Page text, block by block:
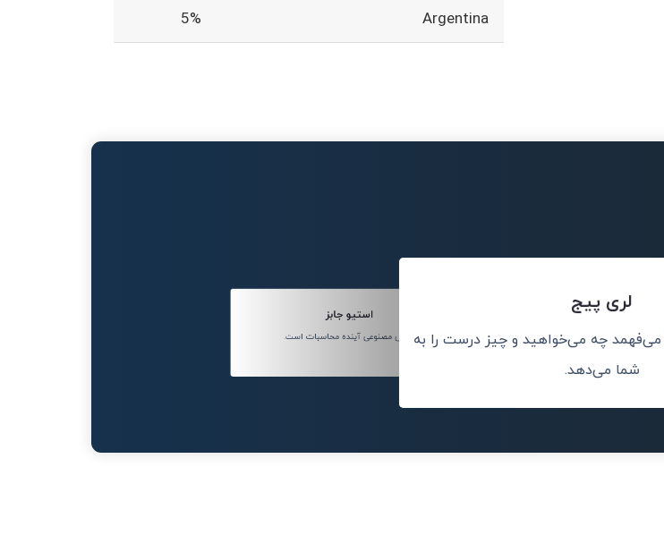
Argentina
5%
لری پیج
چه می‌خواهید و چیز درست را به
شما می‌دهد.
استیو جابز
هوش مصنوعی آینده محاسبات است.